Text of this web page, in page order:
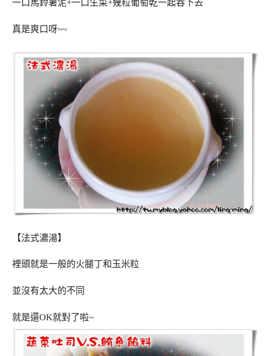
一口馬鈴薯泥+一口生菜+幾粒葡萄乾一起吞下去
真是爽口呀~~
【法式濃湯】
裡頭就是一般的火腿丁和玉米粒
並沒有太大的不同
就是還OK就對了啦~